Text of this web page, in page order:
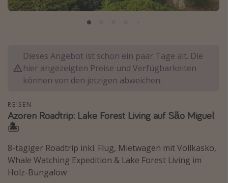
Normandie Urlaub
Kefalonia Urlaub
Krabi Urlaub
Sri Lanka Rundreise
Japan Rundreise
Reisethemen
Alle Reisethemen
Dieses Angebot ist schon ein paar Tage alt. Die
hier angezeigten Preise und Verfügbarkeiten
können von den jetzigen abweichen.
REISEN
Azoren Roadtrip: Lake Forest Living auf São Miguel
🏝️
8-tägiger Roadtrip inkl. Flug, Mietwagen mit Vollkasko,
Whale Watching Expedition & Lake Forest Living im
Holz-Bungalow